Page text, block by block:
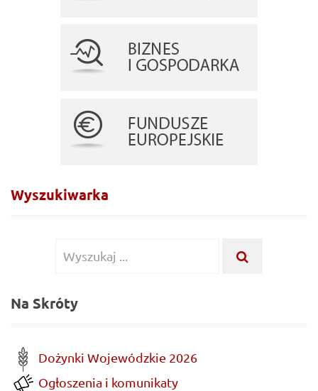
Wyszukiwarka
Wyszukiwanie
Na Skróty
Dożynki Wojewódzkie 2026
Ogłoszenia i komunikaty